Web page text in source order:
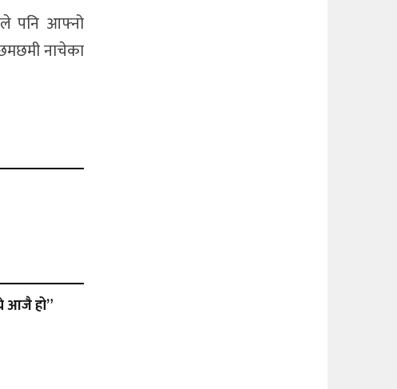
पनि आफ्नो
नाचेका
आजै हो”